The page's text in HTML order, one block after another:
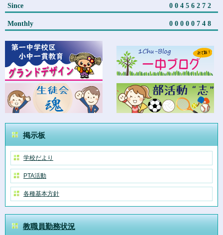
Since 00456272
Monthly 00000748
掲示板
学校だより
PTA活動
各種基本方針
教職員勤務状況